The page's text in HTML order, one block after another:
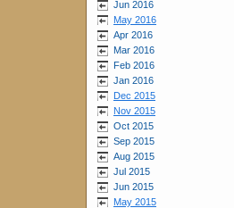
Jun 2016
May 2016
Apr 2016
Mar 2016
Feb 2016
Jan 2016
Dec 2015
Nov 2015
Oct 2015
Sep 2015
Aug 2015
Jul 2015
Jun 2015
May 2015